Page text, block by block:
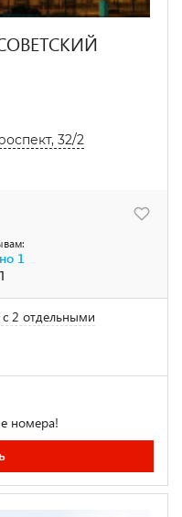
32/2
1
2 отдельными
номера!